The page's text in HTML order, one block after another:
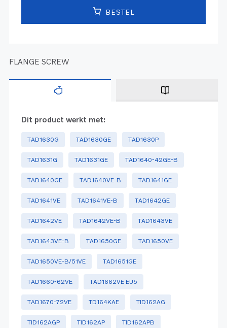
BESTEL
FLANGE SCREW
Dit product werkt met:
TAD1630G TAD1630GE TAD1630P
TAD1631G TAD1631GE TAD1640-42GE-B
TAD1640GE TAD1640VE-B TAD1641GE
TAD1641VE TAD1641VE-B TAD1642GE
TAD1642VE TAD1642VE-B TAD1643VE
TAD1643VE-B TAD1650GE TAD1650VE
TAD1650VE-B/51VE TAD1651GE
TAD1660-62VE TAD1662VE EU5
TAD1670-72VE TD164KAE TID162AG
TID162AGP TID162AP TID162APB